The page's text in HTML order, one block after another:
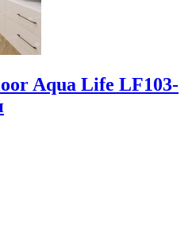
Aqua Life LF103-